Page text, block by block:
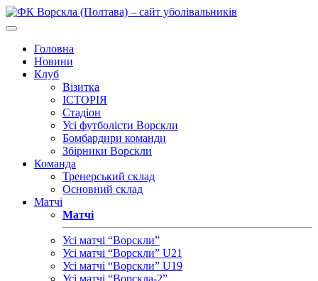
Головна
Новини
Клуб
Візитка
ІСТОРІЯ
Стадіон
Усі футболісти Ворскли
Бомбардири команди
Збірники Ворскли
Команда
Тренерський склад
Основний склад
Матчі
Матчі
Усі матчі “Ворскли”
Усі матчі “Ворскли” U21
Усі матчі “Ворскли” U19
Усі матчі “Ворскла-2”